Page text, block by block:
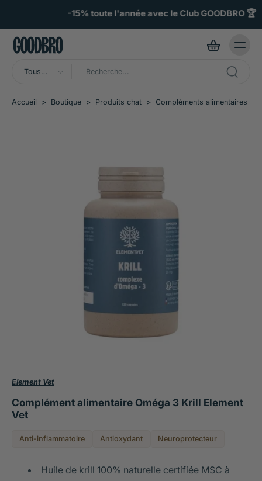
-15% toute l'année avec le Club GOODBRO 🏆
Tous
Accueil > Boutique > Produits chat > Compléments alimentaires
Element Vet
Complément alimentaire Oméga 3 Krill Element
Vet
Anti-inflammatoire Antioxydant Neuroprotecteur
Huile de krill 100% naturelle certifiée MSC à